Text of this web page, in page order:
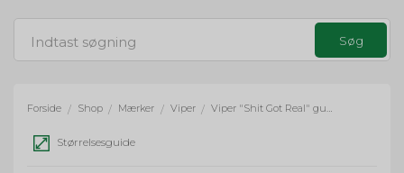
g
a
t
n
Forside / Shop / Mærker / Viper / Viper "Shit Got Real" gummi velcromærke
Størrelsesguide